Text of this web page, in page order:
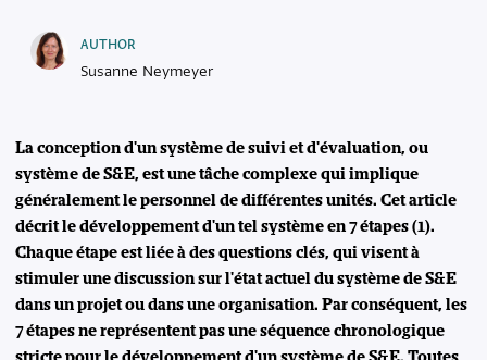
La conception d'un système de suivi et d'évaluation, ou
système de S&E, est une tâche complexe qui implique
généralement le personnel de différentes unités. Cet article
décrit le développement d'un tel système en 7 étapes (1).
Chaque étape est liée à des questions clés, qui visent à
stimuler une discussion sur l'état actuel du système de S&E
dans un projet ou dans une organisation. Par conséquent, les
7 étapes ne représentent pas une séquence chronologique
AUTHOR
Susanne Neymeyer